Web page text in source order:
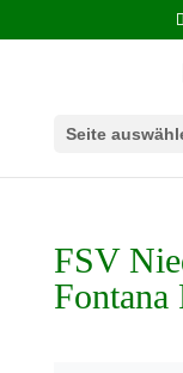
Seite
FSV
Fontana